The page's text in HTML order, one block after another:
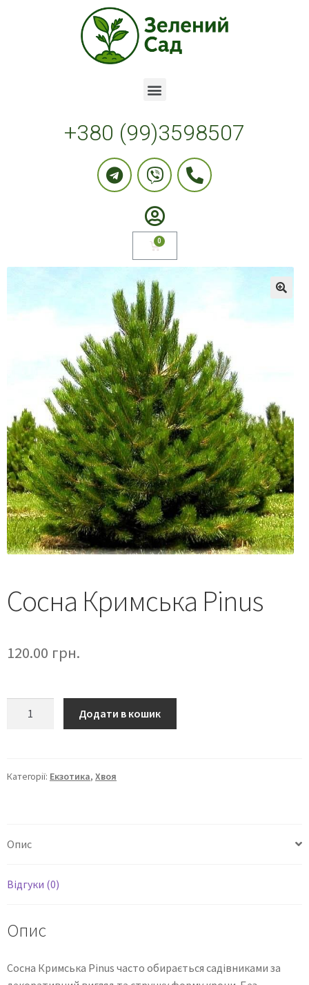
+380 (99)3598507
Сосна Кримська Pinus
120.00 грн.
Додати в кошик
Категорії: Екзотика, Хвоя
Опис
Відгуки (0)
Опис
Сосна Кримська Pinus часто обирається садівниками за